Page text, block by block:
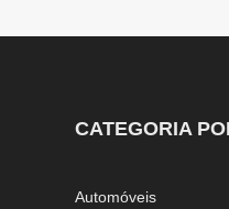
CATEGORIA
Automóveis